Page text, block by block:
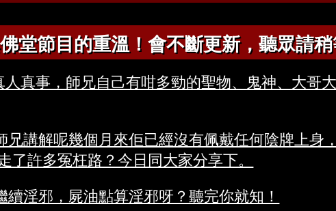
堂節目的重溫！會不斷更新，聽眾請稍
人真事，師兄自己有咁多勁的聖物、鬼神、大哥
兄講解呢幾個月來佢已經沒有佩戴任何陰牌上身
了許多冤枉路？今日同大家分享下。
續淫邪，屍油點算淫邪呀？聽完你就知！